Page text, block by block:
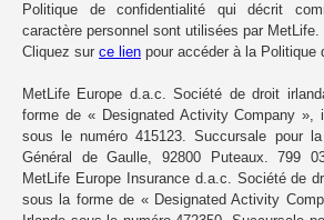
Politique de confidentialité qui décrit
caractère personnel sont utilisées par MetLife.
Cliquez sur ce lien pour accéder à la Politique
MetLife Europe d.a.c. Société de droit
forme de « Designated Activity Company »,
sous le numéro 415123. Succursale pour
Général de Gaulle, 92800 Puteaux. 799
MetLife Europe Insurance d.a.c. Société de
sous la forme de « Designated Activity